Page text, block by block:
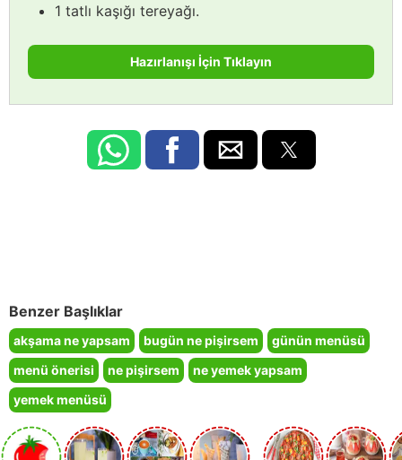
1 tatlı kaşığı tereyağı.
Hazırlanışı İçin Tıklayın
Benzer Başlıklar
akşama ne yapsam bugün ne pişirsem
günün menüsü
menü önerisi
ne pişirsem
ne yemek yapsam
yemek menüsü